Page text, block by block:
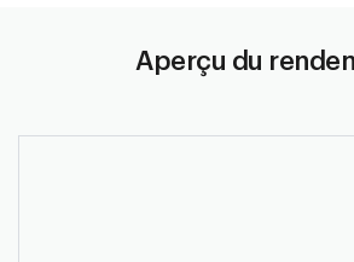
Aperçu du